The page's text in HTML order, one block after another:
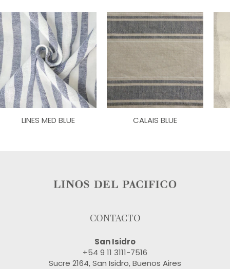
LINES MED BLUE CALAIS BLUE
CONTACTO
San Isidro
+54 9 11 3111-7516
Sucre 2164, San Isidro, Buenos Aires